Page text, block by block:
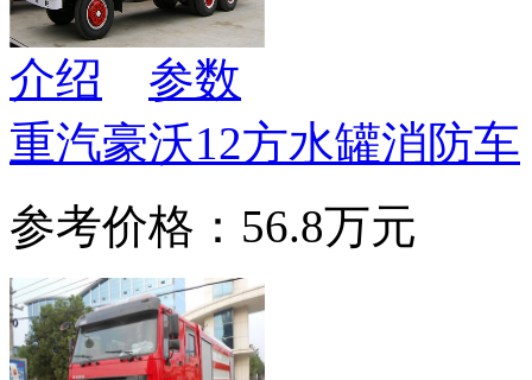
介绍
参数
重汽豪沃12方水罐消防车
参考价格：56.8万元